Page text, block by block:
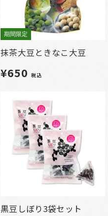
期間限定
抹茶大豆ときなこ大豆
¥650税込
黒豆しぼり3袋セット